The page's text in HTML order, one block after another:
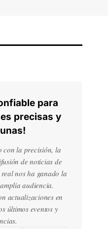
para
precisas y
con la precisión, la
de noticias de
nos ha ganado la
audiencia.
actualizaciones en
últimos eventos y